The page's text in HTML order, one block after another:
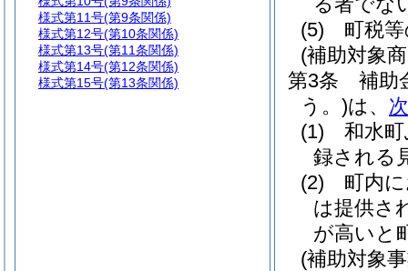
(5)
町税
(補助対象
第3条
補助
う。)は、
(1)
和水
録される
(2)
町内
は提供さ
が高いと
(補助対象
様式第11号(第9条関係)
様式第12号(第10条関係)
様式第13号(第11条関係)
様式第14号(第12条関係)
様式第15号(第13条関係)